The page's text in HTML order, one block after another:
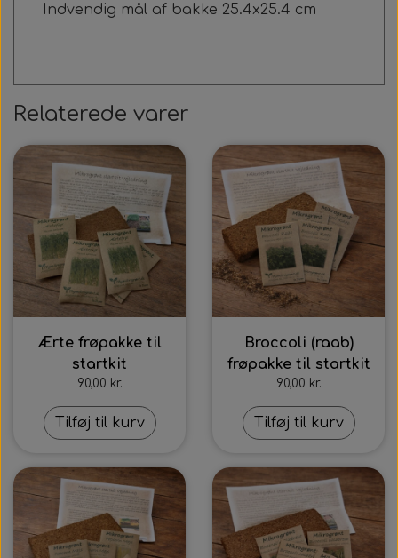
Indvendig mål af bakke 25.4x25.4 cm
Relaterede varer
Ærte frøpakke til
startkit
90,00 kr.
Tilføj til kurv
Broccoli (raab)
frøpakke til startkit
90,00 kr.
Tilføj til kurv